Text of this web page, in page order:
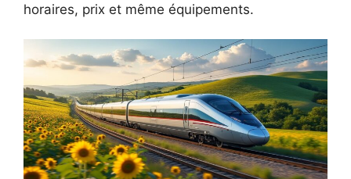
horaires, prix et même équipements.